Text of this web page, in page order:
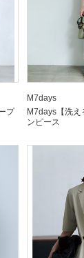
プ
M7days
M7days【洗え
ンピース